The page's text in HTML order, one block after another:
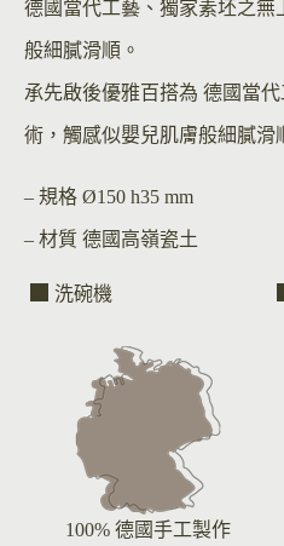
德國當代工藝、獨家素坯之無
般細膩滑順。
承先啟後優雅百搭為 德國當
術，觸感似嬰兒肌膚般細膩滑
– 規格 Ø150 h35 mm
– 材質 德國高嶺瓷土
洗碗機
100% 德國手工製作